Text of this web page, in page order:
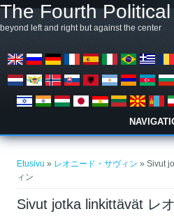
The Fourth
beyond left and right but against the center
Etusivu » レオニード・サヴィン» Sivut
ィン
Sivut jotka linkittävät レ